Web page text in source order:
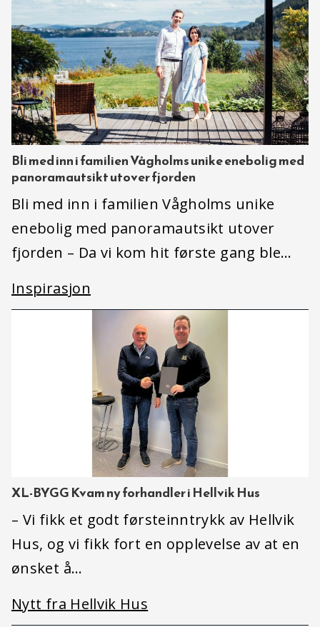
Bli med inn i familien Vågholms unike enebolig med
panoramautsikt utover fjorden
Bli med inn i familien Vågholms unike
enebolig med panoramautsikt utover
fjorden – Da vi kom hit første gang ble…
Inspirasjon
XL-BYGG Kvam ny forhandler i Hellvik Hus
– Vi fikk et godt førsteinntrykk av Hellvik
Hus, og vi fikk fort en opplevelse av at en
ønsket å…
Nytt fra Hellvik Hus